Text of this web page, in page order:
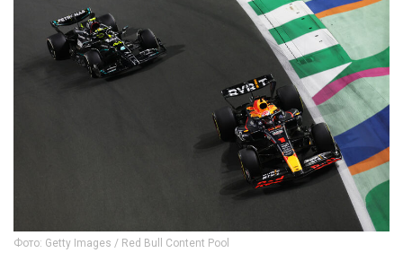
Фото: Getty Images / Red Bull Content Pool